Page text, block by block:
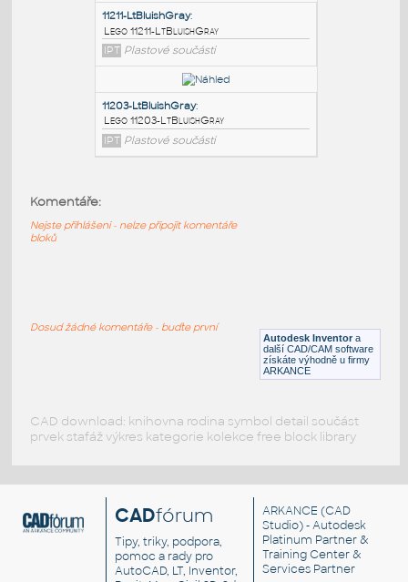
Lego 54383-DkBluishGray
IPT Plastové součásti
11212-LtBluishGray:
Lego 11212-LtBluishGray
IPT Plastové součásti
Lego 11211-LtBluishGray
Lego 11203-LtBluishGray
Autodesk Inventor a
další CAD/CAM software
získáte výhodně u firmy
ARKANCE
Komentáře:
Nejste přihlášeni - nelze připojit komentáře
bloků
Dosud žádné komentáře - buďte první
CAD download: knihovna rodina symbol detail součást
prvek stafáž výkres kategorie kolekce free block library
CADfórum
Tipy, triky, podpora,
pomoc a rady pro
AutoCAD, LT, Inventor,
ARKANCE (CAD
Studio) - Autodesk
Platinum Partner &
Training Center &
Services Partner